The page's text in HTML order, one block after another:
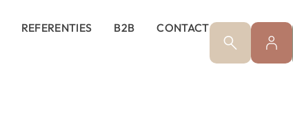
REFERENTIES B2B CONTACT